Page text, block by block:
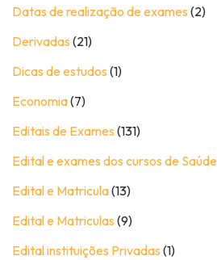
Datas de realização de exames (2)
Derivadas (21)
Dicas de estudos (1)
Economia(7)
Editais de Exames (131)
Edital e exames dos cursos de Saúde
Edital e Matricula(13)
Edital e Matriculas (9)
Edital instituições Privadas (1)